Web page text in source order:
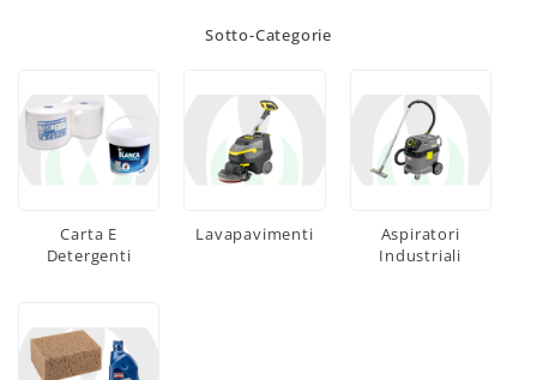
Sotto-Categorie
Carta E
Detergenti
Lavapavimenti
Aspiratori
Industriali